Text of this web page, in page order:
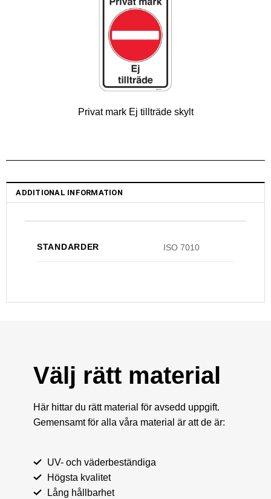
Privat mark Ej tillträde skylt
ADDITIONAL INFORMATION
STANDARDER ISO 7010
Välj rätt material
Här hittar du rätt material för avsedd uppgift.
Gemensamt för alla våra material är att de är:
UV- och väderbeständiga
Högsta kvalitet
Lång hållbarhet